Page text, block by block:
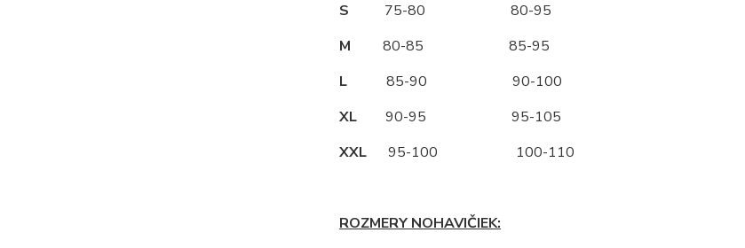
S 75-80 80-95
M 80-85 85-95
L85-90 90-100
XL90-95 95-105
XXL95-100 100-110
ROZMERY NOHAVIČIEK: